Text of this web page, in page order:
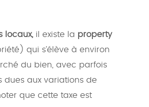
locaux, il existe la property
qui s’élève à environ
du bien, avec parfois
dues aux variations de
que cette taxe est